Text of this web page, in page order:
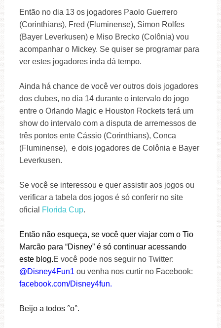
Então no dia 13 os jogadores Paolo Guerrero
(Corinthians), Fred (Fluminense), Simon Rolfes
(Bayer Leverkusen) e Miso Brecko (Colônia) vou
acompanhar o Mickey. Se quiser se programar para
ver estes jogadores inda dá tempo.
Ainda há chance de você ver outros dois jogadores
dos clubes, no dia 14 durante o intervalo do jogo
entre o Orlando Magic e Houston Rockets terá um
show do intervalo com a disputa de arremessos de
três pontos ente Cássio (Corinthians), Conca
(Fluminense), e dois jogadores de Colônia e Bayer
Leverkusen.
Se você se interessou e quer assistir aos jogos ou
verificar a tabela dos jogos é só conferir no site
oficial
Florida Cup.
Então não esqueça, se você quer viajar com o Tio
Marcão para “Disney” é só continuar acessando
este blog.E você pode nos seguir no Twitter:
@Disney4Fun1 ou venha nos curtir no Facebook:
facebook.com/Disney4fun.
Beijo a todos °o°.